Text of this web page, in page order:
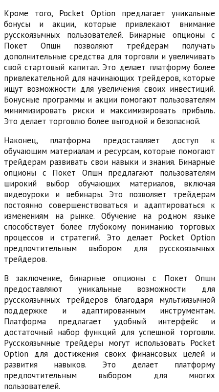
Кроме того, Pocket Option предлагает уникальные
бонусы и акции, которые привлекают внимание
русскоязычных пользователей. Бинарные опционы с
Покет Опшн позволяют трейдерам получать
дополнительные средства для торговли и увеличивать
свой стартовый капитал. Это делает платформу более
привлекательной для начинающих трейдеров, которые
ищут возможности для увеличения своих инвестиций.
Бонусные программы и акции помогают пользователям
минимизировать риски и максимизировать прибыль.
Это делает торговлю более выгодной и безопасной.
Наконец, платформа предоставляет доступ к
обучающим материалам и ресурсам, которые помогают
трейдерам развивать свои навыки и знания. Бинарные
опционы с Покет Опшн предлагают пользователям
широкий выбор обучающих материалов, включая
видеоуроки и вебинары. Это позволяет трейдерам
постоянно совершенствоваться и адаптироваться к
изменениям на рынке. Обучение на родном языке
способствует более глубокому пониманию торговых
процессов и стратегий. Это делает Pocket Option
предпочтительным выбором для русскоязычных
трейдеров.
В заключение, бинарные опционы с Покет Опшн
предоставляют уникальные возможности для
русскоязычных трейдеров благодаря мультиязычной
поддержке и адаптированным инструментам.
Платформа предлагает удобный интерфейс и
достаточный набор функций для успешной торговли.
Русскоязычные трейдеры могут использовать Pocket
Option для достижения своих финансовых целей и
развития навыков. Это делает платформу
предпочтительным выбором для многих
пользователей.